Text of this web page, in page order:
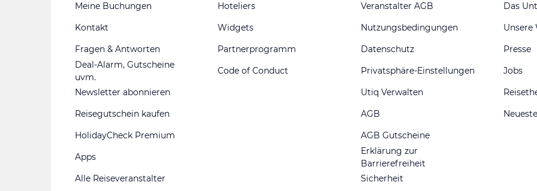
Meine Buchungen
Kontakt
Fragen & Antworten
Deal-Alarm, Gutscheine
uvm.
Newsletter abonnieren
Reisegutschein kaufen
HolidayCheck Premium
Apps
Alle Reiseveranstalter
Hoteliers
Widgets
Partnerprogramm
Code of Conduct
Veranstalter AGB
Nutzungsbedingungen
Datenschutz
Privatsphäre-Einstellungen
Utiq Verwalten
AGB
AGB Gutscheine
Erklärung zur
Barrierefreiheit
Sicherheit
Das
Unsere
Presse
Jobs